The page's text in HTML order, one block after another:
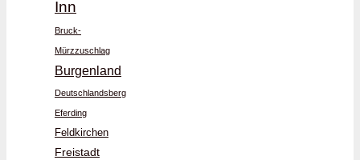
Inn
Bruck-
Mürzzuschlag
Burgenland
Deutschlandsberg
Eferding
Feldkirchen
Freistadt